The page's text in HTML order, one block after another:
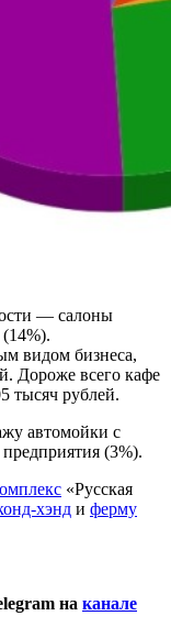
— салоны
видом бизнеса,
Дороже всего кафе
тысяч рублей.
автомойки с
(3%).
«Русская
хэнд и ферму
на канале